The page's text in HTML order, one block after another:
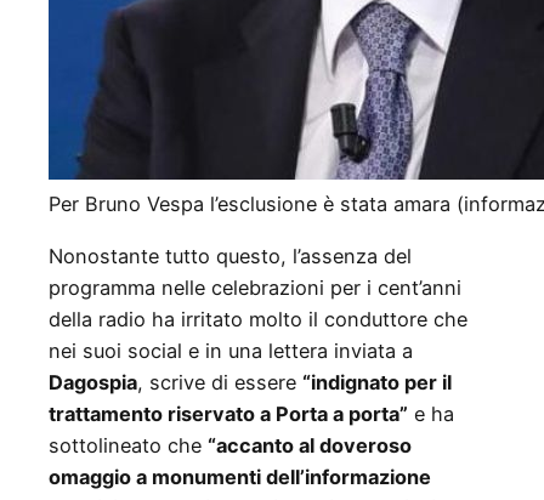
Per Bruno Vespa l’esclusione è stata amara
Nonostante tutto questo, l’assenza del
programma nelle celebrazioni per i cent’anni
della radio ha irritato molto il conduttore che
nei suoi social e in una lettera inviata a
Dagospia, scrive di essere “indignato per il
trattamento riservato a Porta a porta” e ha
sottolineato che “accanto al doveroso
omaggio a monumenti dell’informazione